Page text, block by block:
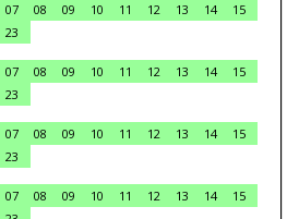
07 08 09 10 11 12 13 14
15
23
07 08 09 10 11 12 13 14
15
23
07 08 09 10 11 12 13 14
15
23
07 08 09 10 11 12 13 14
15